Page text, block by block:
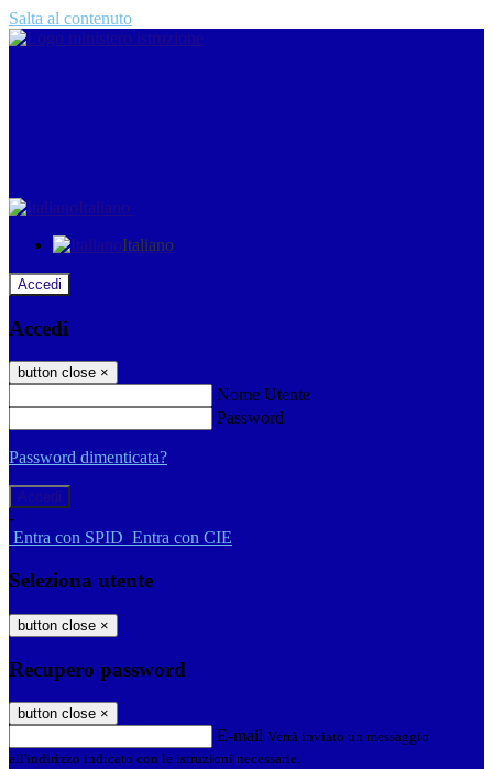
Salta al contenuto
Italiano
Italiano
Accedi
Accedi
button close ×
Nome Utente
Password
Password dimenticata?
-
Entra con SPID Entra con CIE
Seleziona utente
button close ×
Recupero password
button close ×
E-mail Verrà inviato un messaggio
all'indirizzo indicato con le istruzioni necessarie.